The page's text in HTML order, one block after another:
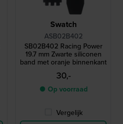
Swatch
ASB02B402
SB02B402 Racing Power
19.7 mm Zwarte siliconen
band met oranje binnenkant
30,-
● Op voorraad
Vergelijk